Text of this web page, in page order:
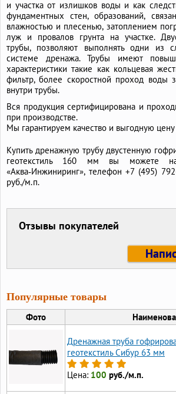
и участка от излишков воды и как
фундаментных стен, образований,
влажностью и плесенью, затоплением
луж и провалов грунта на участке.
трубы, позволяют выполнять одни из
системе дренажа. Трубы имеют
характеристики такие как кольцевая
фильтр, более скоростной проход воды
внутри трубы.
Вся продукция сертифицирована и
при производстве.
Мы гарантируем качество и выгодную цену
Купить дренажную трубу двустенную
геотекстиль 160 мм вы можете
«Аква‑Инжиниринг», телефон+7 (495)
руб./м.п.
Отзывы покупателей
Популярные товары
Фото
Дренажная труба
геотекстиль Сибур 63 мм
Цена: 100 руб./м.п.